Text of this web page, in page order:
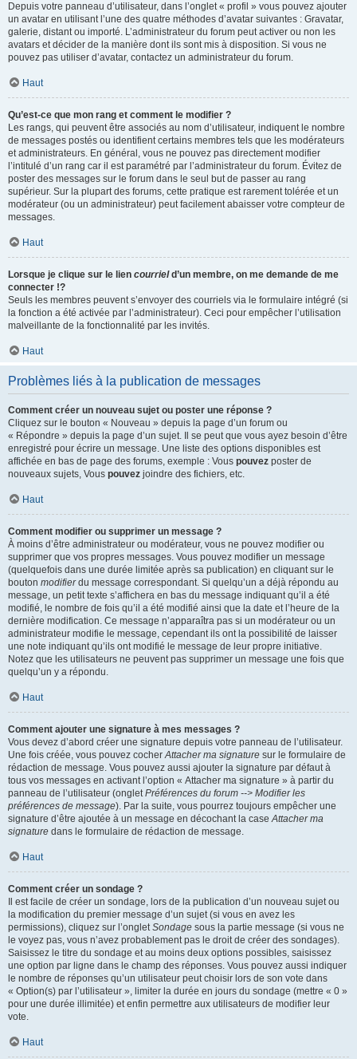
Depuis votre panneau d’utilisateur, dans l’onglet « profil » vous pouvez ajouter
un avatar en utilisant l’une des quatre méthodes d’avatar suivantes : Gravatar,
galerie, distant ou importé. L’administrateur du forum peut activer ou non les
avatars et décider de la manière dont ils sont mis à disposition. Si vous ne
pouvez pas utiliser d’avatar, contactez un administrateur du forum.
Haut
Qu’est-ce que mon rang et comment le modifier ?
Les rangs, qui peuvent être associés au nom d’utilisateur, indiquent le nombre
de messages postés ou identifient certains membres tels que les modérateurs
et administrateurs. En général, vous ne pouvez pas directement modifier
l’intitulé d’un rang car il est paramétré par l’administrateur du forum. Évitez de
poster des messages sur le forum dans le seul but de passer au rang
supérieur. Sur la plupart des forums, cette pratique est rarement tolérée et un
modérateur (ou un administrateur) peut facilement abaisser votre compteur de
messages.
Haut
Lorsque je clique sur le lien courrield’un membre, on me demande de me
connecter !?
Seuls les membres peuvent s’envoyer des courriels via le formulaire intégré (si
la fonction a été activée par l’administrateur). Ceci pour empêcher l’utilisation
malveillante de la fonctionnalité par les invités.
Haut
Problèmes liés à la publication de messages
Comment créer un nouveau sujet ou poster une réponse ?
Cliquez sur le bouton « Nouveau » depuis la page d’un forum ou
« Répondre » depuis la page d’un sujet. Il se peut que vous ayez besoin d’être
enregistré pour écrire un message. Une liste des options disponibles est
affichée en bas de page des forums, exemple : Vous pouvez poster de
nouveaux sujets, Vous pouvez joindre des fichiers, etc.
Haut
Comment modifier ou supprimer un message ?
À moins d’être administrateur ou modérateur, vous ne pouvez modifier ou
supprimer que vos propres messages. Vous pouvez modifier un message
(quelquefois dans une durée limitée après sa publication) en cliquant sur le
bouton modifierdu message correspondant. Si quelqu’un a déjà répondu au
message, un petit texte s’affichera en bas du message indiquant qu’il a été
modifié, le nombre de fois qu’il a été modifié ainsi que la date et l’heure de la
dernière modification. Ce message n’apparaîtra pas si un modérateur ou un
administrateur modifie le message, cependant ils ont la possibilité de laisser
une note indiquant qu’ils ont modifié le message de leur propre initiative.
Notez que les utilisateurs ne peuvent pas supprimer un message une fois que
quelqu’un y a répondu.
Haut
Comment ajouter une signature à mes messages ?
Vous devez d’abord créer une signature depuis votre panneau de l’utilisateur.
Une fois créée, vous pouvez cocherAttacher ma signature sur le formulaire de
rédaction de message. Vous pouvez aussi ajouter la signature par défaut à
tous vos messages en activant l’option « Attacher ma signature » à partir du
panneau de l’utilisateur (ongletPréférences du forum --> Modifier les
préférences de message). Par la suite, vous pourrez toujours empêcher une
signature d’être ajoutée à un message en décochant la caseAttacher ma
signature dans le formulaire de rédaction de message.
Haut
Comment créer un sondage ?
Il est facile de créer un sondage, lors de la publication d’un nouveau sujet ou
la modification du premier message d’un sujet (si vous en avez les
permissions), cliquez sur l’ongletSondage sous la partie message (si vous ne
le voyez pas, vous n’avez probablement pas le droit de créer des sondages).
Saisissez le titre du sondage et au moins deux options possibles, saisissez
une option par ligne dans le champ des réponses. Vous pouvez aussi indiquer
le nombre de réponses qu’un utilisateur peut choisir lors de son vote dans
« Option(s) par l’utilisateur », limiter la durée en jours du sondage (mettre « 0 »
pour une durée illimitée) et enfin permettre aux utilisateurs de modifier leur
vote.
Haut